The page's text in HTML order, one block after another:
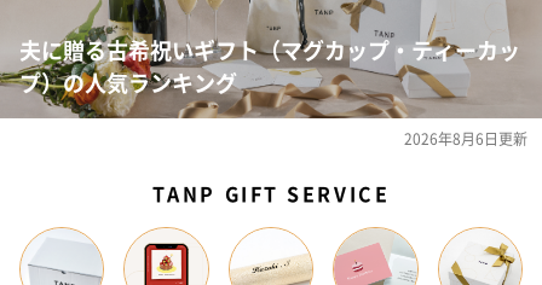
夫に贈る古希祝いギフト（マグカップ・ティーカッ
プ）の人気ランキング
2026年8月6日更新
TANP GIFT SERVICE